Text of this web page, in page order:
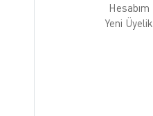
Hesabım
Yeni Üyelik